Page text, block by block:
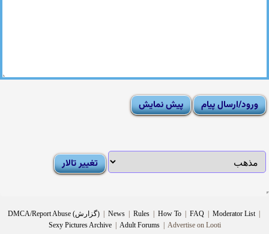
DMCA/Report Abuse (گزارش) | News | Rules | How To | FAQ | Moderator List |
Sexy Pictures Archive | Adult Forums |Advertise on Looti